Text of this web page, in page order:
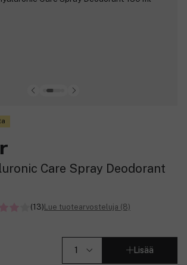
Care Spray Deodorant
(13)Lue tuotearvosteluja (8)
Lisää